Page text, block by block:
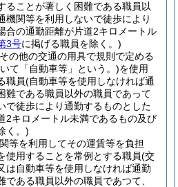
ることが著しく困難である職員以
機関等を利用しないで徒歩により
合の通勤距離が片道2キロメートル
3号に掲げる職員を除く。)
の他の交通の用具で規則で定める
て「自動車等」という。)を使用
職員(自動車等を使用しなければ通
難である職員以外の職員であって
で徒歩により通勤するものとした
2キロメートル未満であるもの及び
く。)
等を利用してその運賃等を負担
使用することを常例とする職員(交
は自動車等を使用しなければ通勤
である職員以外の職員であつて、